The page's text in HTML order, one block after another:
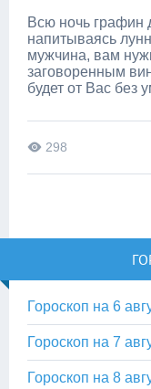
Всю ночь графин
напитываясь
мужчина, вам
заговоренным
будет от Вас без
298
Гороскоп на 6
Гороскоп на 7
Гороскоп на 8